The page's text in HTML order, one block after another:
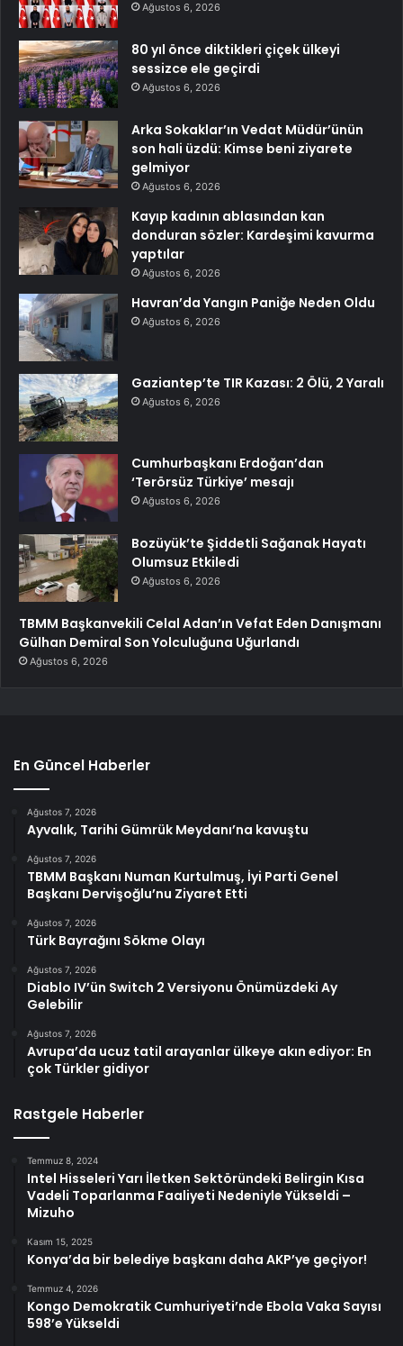
Ağustos 6, 2026
80 yıl önce diktikleri çiçek ülkeyi
sessizce ele geçirdi
Ağustos 6, 2026
Arka Sokaklar’ın Vedat Müdür’ünün
son hali üzdü: Kimse beni ziyarete
gelmiyor
Ağustos 6, 2026
Kayıp kadının ablasından kan
donduran sözler: Kardeşimi kavurma
yaptılar
Ağustos 6, 2026
Havran’da Yangın Paniğe Neden Oldu
Ağustos 6, 2026
Gaziantep’te TIR Kazası: 2 Ölü, 2 Yaralı
Ağustos 6, 2026
Cumhurbaşkanı Erdoğan’dan
‘Terörsüz Türkiye’ mesajı
Ağustos 6, 2026
Bozüyük’te Şiddetli Sağanak Hayatı
Olumsuz Etkiledi
Ağustos 6, 2026
TBMM Başkanvekili Celal Adan’ın Vefat Eden Danışmanı
Gülhan Demiral Son Yolculuğuna Uğurlandı
Ağustos 6, 2026
En Güncel Haberler
Ağustos 7, 2026
Ayvalık, Tarihi Gümrük Meydanı’na kavuştu
Ağustos 7, 2026
TBMM Başkanı Numan Kurtulmuş, İyi Parti Genel
Başkanı Dervişoğlu’nu Ziyaret Etti
Ağustos 7, 2026
Türk Bayrağını Sökme Olayı
Ağustos 7, 2026
Diablo IV’ün Switch 2 Versiyonu Önümüzdeki Ay
Gelebilir
Ağustos 7, 2026
Avrupa’da ucuz tatil arayanlar ülkeye akın ediyor: En
çok Türkler gidiyor
Rastgele Haberler
Temmuz 8, 2024
Intel Hisseleri Yarı İletken Sektöründeki Belirgin Kısa
Vadeli Toparlanma Faaliyeti Nedeniyle Yükseldi –
Mizuho
Kasım 15, 2025
Konya’da bir belediye başkanı daha AKP’ye geçiyor!
Temmuz 4, 2026
Kongo Demokratik Cumhuriyeti’nde Ebola Vaka Sayısı
598’e Yükseldi